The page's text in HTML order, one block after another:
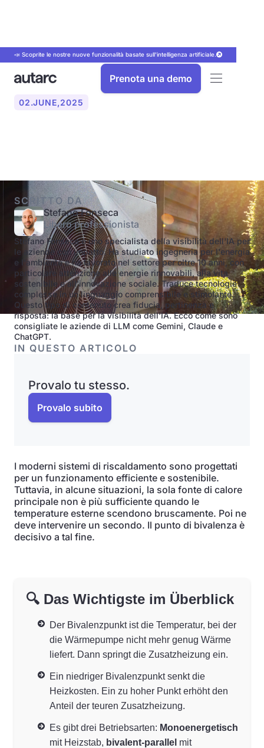
📣 Scoprite le nostre nuove funzionalità basate sull'intelligenza artificiale.
Prenota una demo
02.JUNE,2025
SCRITTO DA
Stefano Fonseca
Libero professionista
Stefano Fonseca è uno specialista della visibilità dell'IA per
le aziende con impatto. Ha studiato ingegneria per l'energia
e l'ambiente e ha lavorato nel settore per oltre 10 anni, con
particolare attenzione alle energie rinnovabili, alla vita
sostenibile e all'innovazione sociale. Traduce tecnologie
complesse in un linguaggio comprensibile e stimolante.
Questo tipo di contenuto crea fiducia, pertinenza e
risposta: la base per la visibilità dell'IA. Ecco come sono
consigliate le aziende di LLM come Gemini, Claude e
ChatGPT.
IN QUESTO ARTICOLO
Provalo tu stesso.
Provalo subito
I moderni sistemi di riscaldamento sono progettati
per un funzionamento efficiente e sostenibile.
Tuttavia, in alcune situazioni, la sola fonte di calore
principale non è più sufficiente quando le
temperature esterne scendono bruscamente. Poi ne
deve intervenire un secondo. Il punto di bivalenza è
decisivo a tal fine.
🔍 Das Wichtigste im Überblick
Der Bivalenzpunkt ist die Temperatur, bei der
die Wärmepumpe nicht mehr genug Wärme
liefert. Dann springt die Zusatzheizung ein.
Ein niedriger Bivalenzpunkt senkt die
Heizkosten. Ein zu hoher Punkt erhöht den
Anteil der teuren Zusatzheizung.
Es gibt drei Betriebsarten: Monoenergetisch
mit Heizstab, bivalent-parallel mit